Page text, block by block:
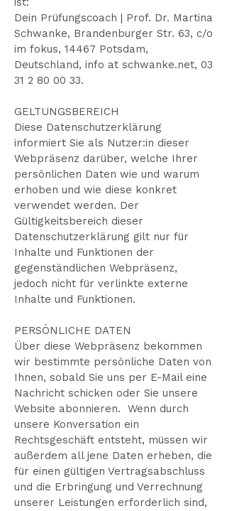
Dein Prüfungscoach | Prof. Dr. Martina
Schwanke, Brandenburger Str. 63, c/o
im fokus, 14467 Potsdam,
Deutschland, info at schwanke.net, 03
31 2 80 00 33.
GELTUNGSBEREICH
Diese Datenschutzerklärung
informiert Sie als Nutzer:in dieser
Webpräsenz darüber, welche Ihrer
persönlichen Daten wie und warum
erhoben und wie diese konkret
verwendet werden. Der
Gültigkeitsbereich dieser
Datenschutzerklärung gilt nur für
Inhalte und Funktionen der
gegenständlichen Webpräsenz,
jedoch nicht für verlinkte externe
Inhalte und Funktionen.
PERSÖNLICHE DATEN
Über diese Webpräsenz bekommen
wir bestimmte persönliche Daten von
Ihnen, sobald Sie uns per E-Mail eine
Nachricht schicken oder Sie unsere
Website abonnieren. Wenn durch
unsere Konversation ein
Rechtsgeschäft entsteht, müssen wir
außerdem all jene Daten erheben, die
für einen gültigen Vertragsabschluss
und die Erbringung und Verrechnung
unserer Leistungen erforderlich sind,